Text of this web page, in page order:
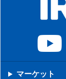
マーケット